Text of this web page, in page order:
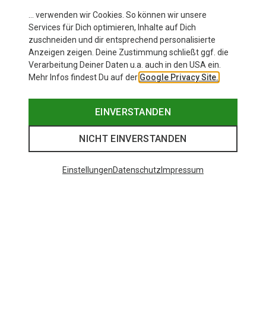
… verwenden wir Cookies. So können wir unsere
Services für Dich optimieren, Inhalte auf Dich
zuschneiden und dir entsprechend personalisierte
Anzeigen zeigen. Deine Zustimmung schließt ggf. die
Verarbeitung Deiner Daten u.a. auch in den USA ein.
Mehr Infos findest Du auf der Google Privacy Site.
EINVERSTANDEN
NICHT EINVERSTANDEN
EinstellungenDatenschutz Impressum